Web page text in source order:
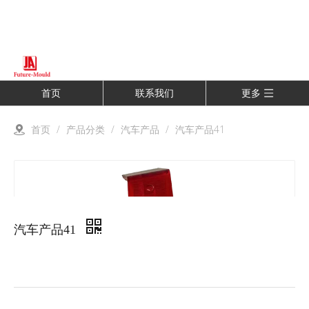
首页 联系我们 更多
首页 / 产品分类 / 汽车产品 / 汽车产品41
汽车产品41